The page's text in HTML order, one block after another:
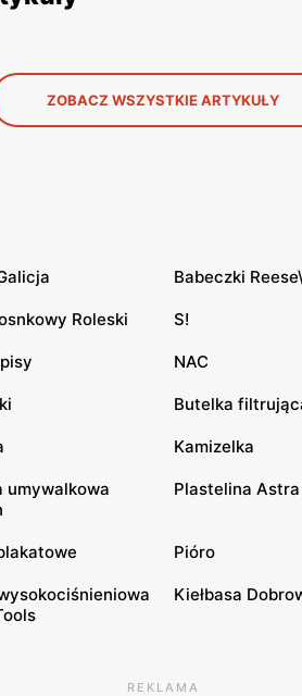
ZOBACZ WSZYSTKIE ARTYKUŁY
Babeczki
Roleski S!
NAC
Butelka
Kamizelka
umywalkowa
Plastelina Astra
Pióro
Kiełbasa
REKLAMA